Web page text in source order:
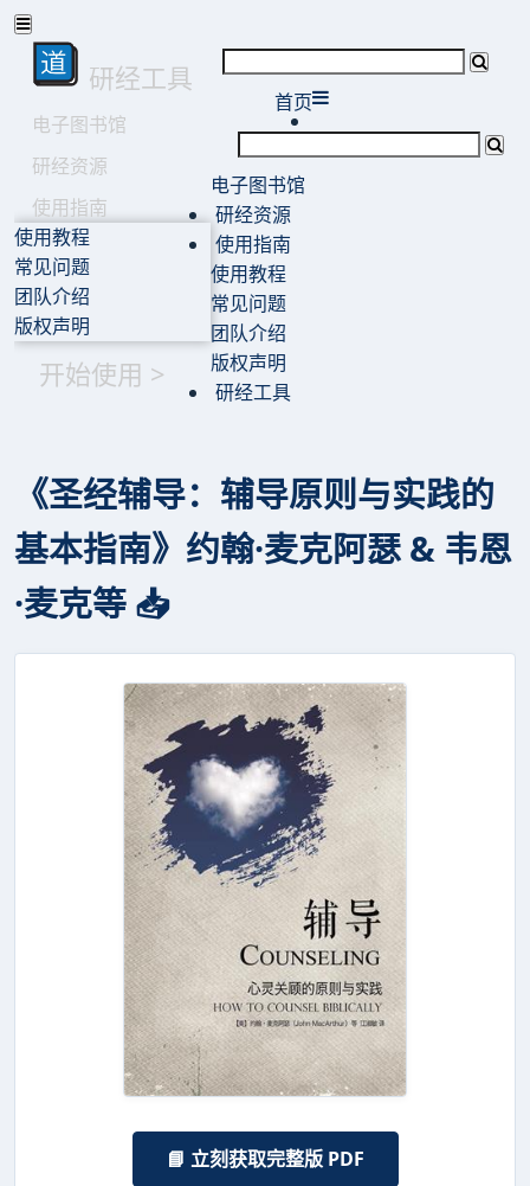
研经工具
电子图书馆
研经资源
使用指南
使用教程
常见问题
团队介绍
版权声明
开始使用 >
首页
电子图书馆
研经资源
使用指南
使用教程
常见问题
团队介绍
版权声明
研经工具
《圣经辅导：辅导原则与实践的
基本指南》约翰·麦克阿瑟 & 韦恩
·麦克等 📥
📘 立刻获取完整版 PDF